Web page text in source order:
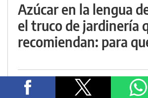
Azúcar en la lengua
el truco de jardinería
recomiendan: para
Tiraron 12 mil